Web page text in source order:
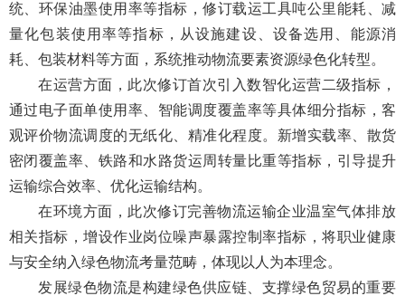
统、环保油墨使用率等指标，修订载运工具吨公里能耗、减
量化包装使用率等指标，从设施建设、设备选用、能源消
耗、包装材料等方面，系统推动物流要素资源绿色化转型。
在运营方面，此次修订首次引入数智化运营二级指标，
通过电子面单使用率、智能调度覆盖率等具体细分指标，客
观评价物流调度的无纸化、精准化程度。新增实载率、散货
密闭覆盖率、铁路和水路货运周转量比重等指标，引导提升
运输综合效率、优化运输结构。
在环境方面，此次修订完善物流运输企业温室气体排放
相关指标，增设作业岗位噪声暴露控制率指标，将职业健康
与安全纳入绿色物流考量范畴，体现以人为本理念。
发展绿色物流是构建绿色供应链、支撑绿色贸易的重要